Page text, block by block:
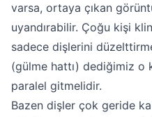
varsa, ortaya çıkan
uyandırabilir. Çoğu kişi
sadece dişlerini
(gülme hattı) dediğimiz o
paralel gitmelidir.
Bazen dişler çok geride